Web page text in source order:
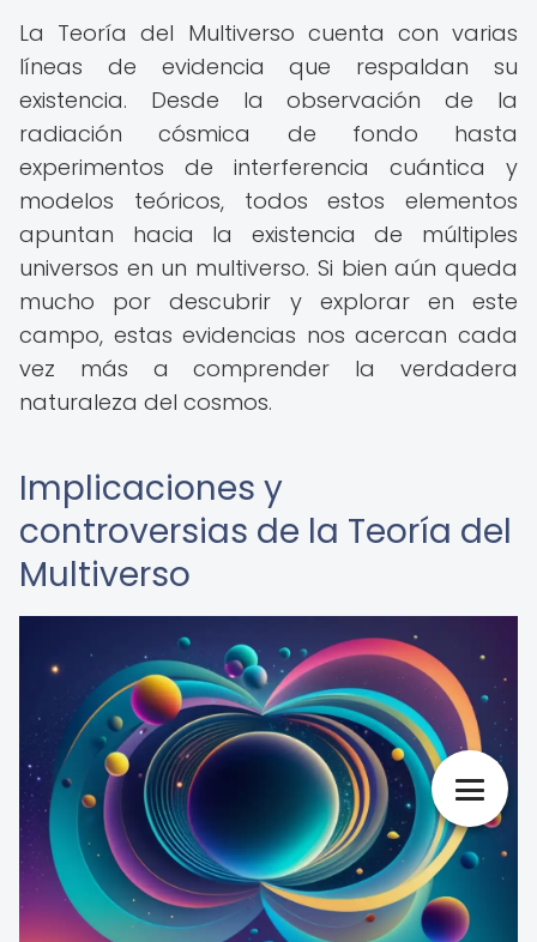
La Teoría del Multiverso cuenta con varias
líneas de evidencia que respaldan su
existencia. Desde la observación de la
radiación cósmica de fondo hasta
experimentos de interferencia cuántica y
modelos teóricos, todos estos elementos
apuntan hacia la existencia de múltiples
universos en un multiverso. Si bien aún queda
mucho por descubrir y explorar en este
campo, estas evidencias nos acercan cada
vez más a comprender la verdadera
naturaleza del cosmos.
Implicaciones y
controversias de la Teoría del
Multiverso